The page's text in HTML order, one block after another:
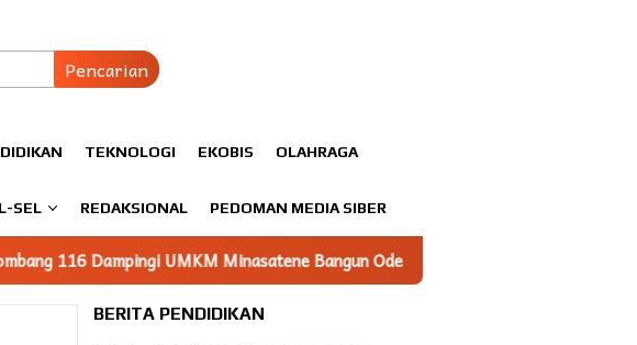
Pencarian
TEKNOLOGI EKOBIS OLAHRAGA
SEL REDAKSIONAL PEDOMAN MEDIA SIBER
Minasatene Bangun Odentitas Produk Melalui Branding
BERITA PENDIDIKAN